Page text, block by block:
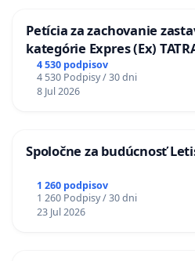
Petícia za zachovanie
kategórie Expres (Ex)
stanici Púchov
4 530 podpisov
4 530 Podpisy / 30 dni
8 Jul 2026
Spoločne za budúcnosť
1 260 podpisov
1 260 Podpisy / 30 dni
23 Jul 2026